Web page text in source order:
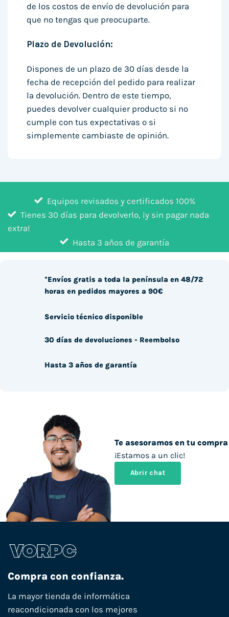
de los costos de envío de devolución para
que no tengas que preocuparte.
Plazo de Devolución:
Dispones de un plazo de 30 días desde la
fecha de recepción del pedido para realizar
la devolución. Dentro de este tiempo,
puedes devolver cualquier producto si no
cumple con tus expectativas o si
simplemente cambiaste de opinión.
Equipos revisados y certificados 100%
Tienes 30 días para devolverlo, ¡y sin pagar nada
extra!
Hasta 3 años de garantía
Te asesoramos en tu compra
¡Estamos a un clic!
Abrir chat
*Envíos gratis a toda la península en 48/72
horas en pedidos mayores a 90€
Servicio técnico disponible
30 días de devoluciones - Reembolso
Hasta 3 años de garantía
Compra con confianza.
La mayor tienda de informática
reacondicionada con los mejores